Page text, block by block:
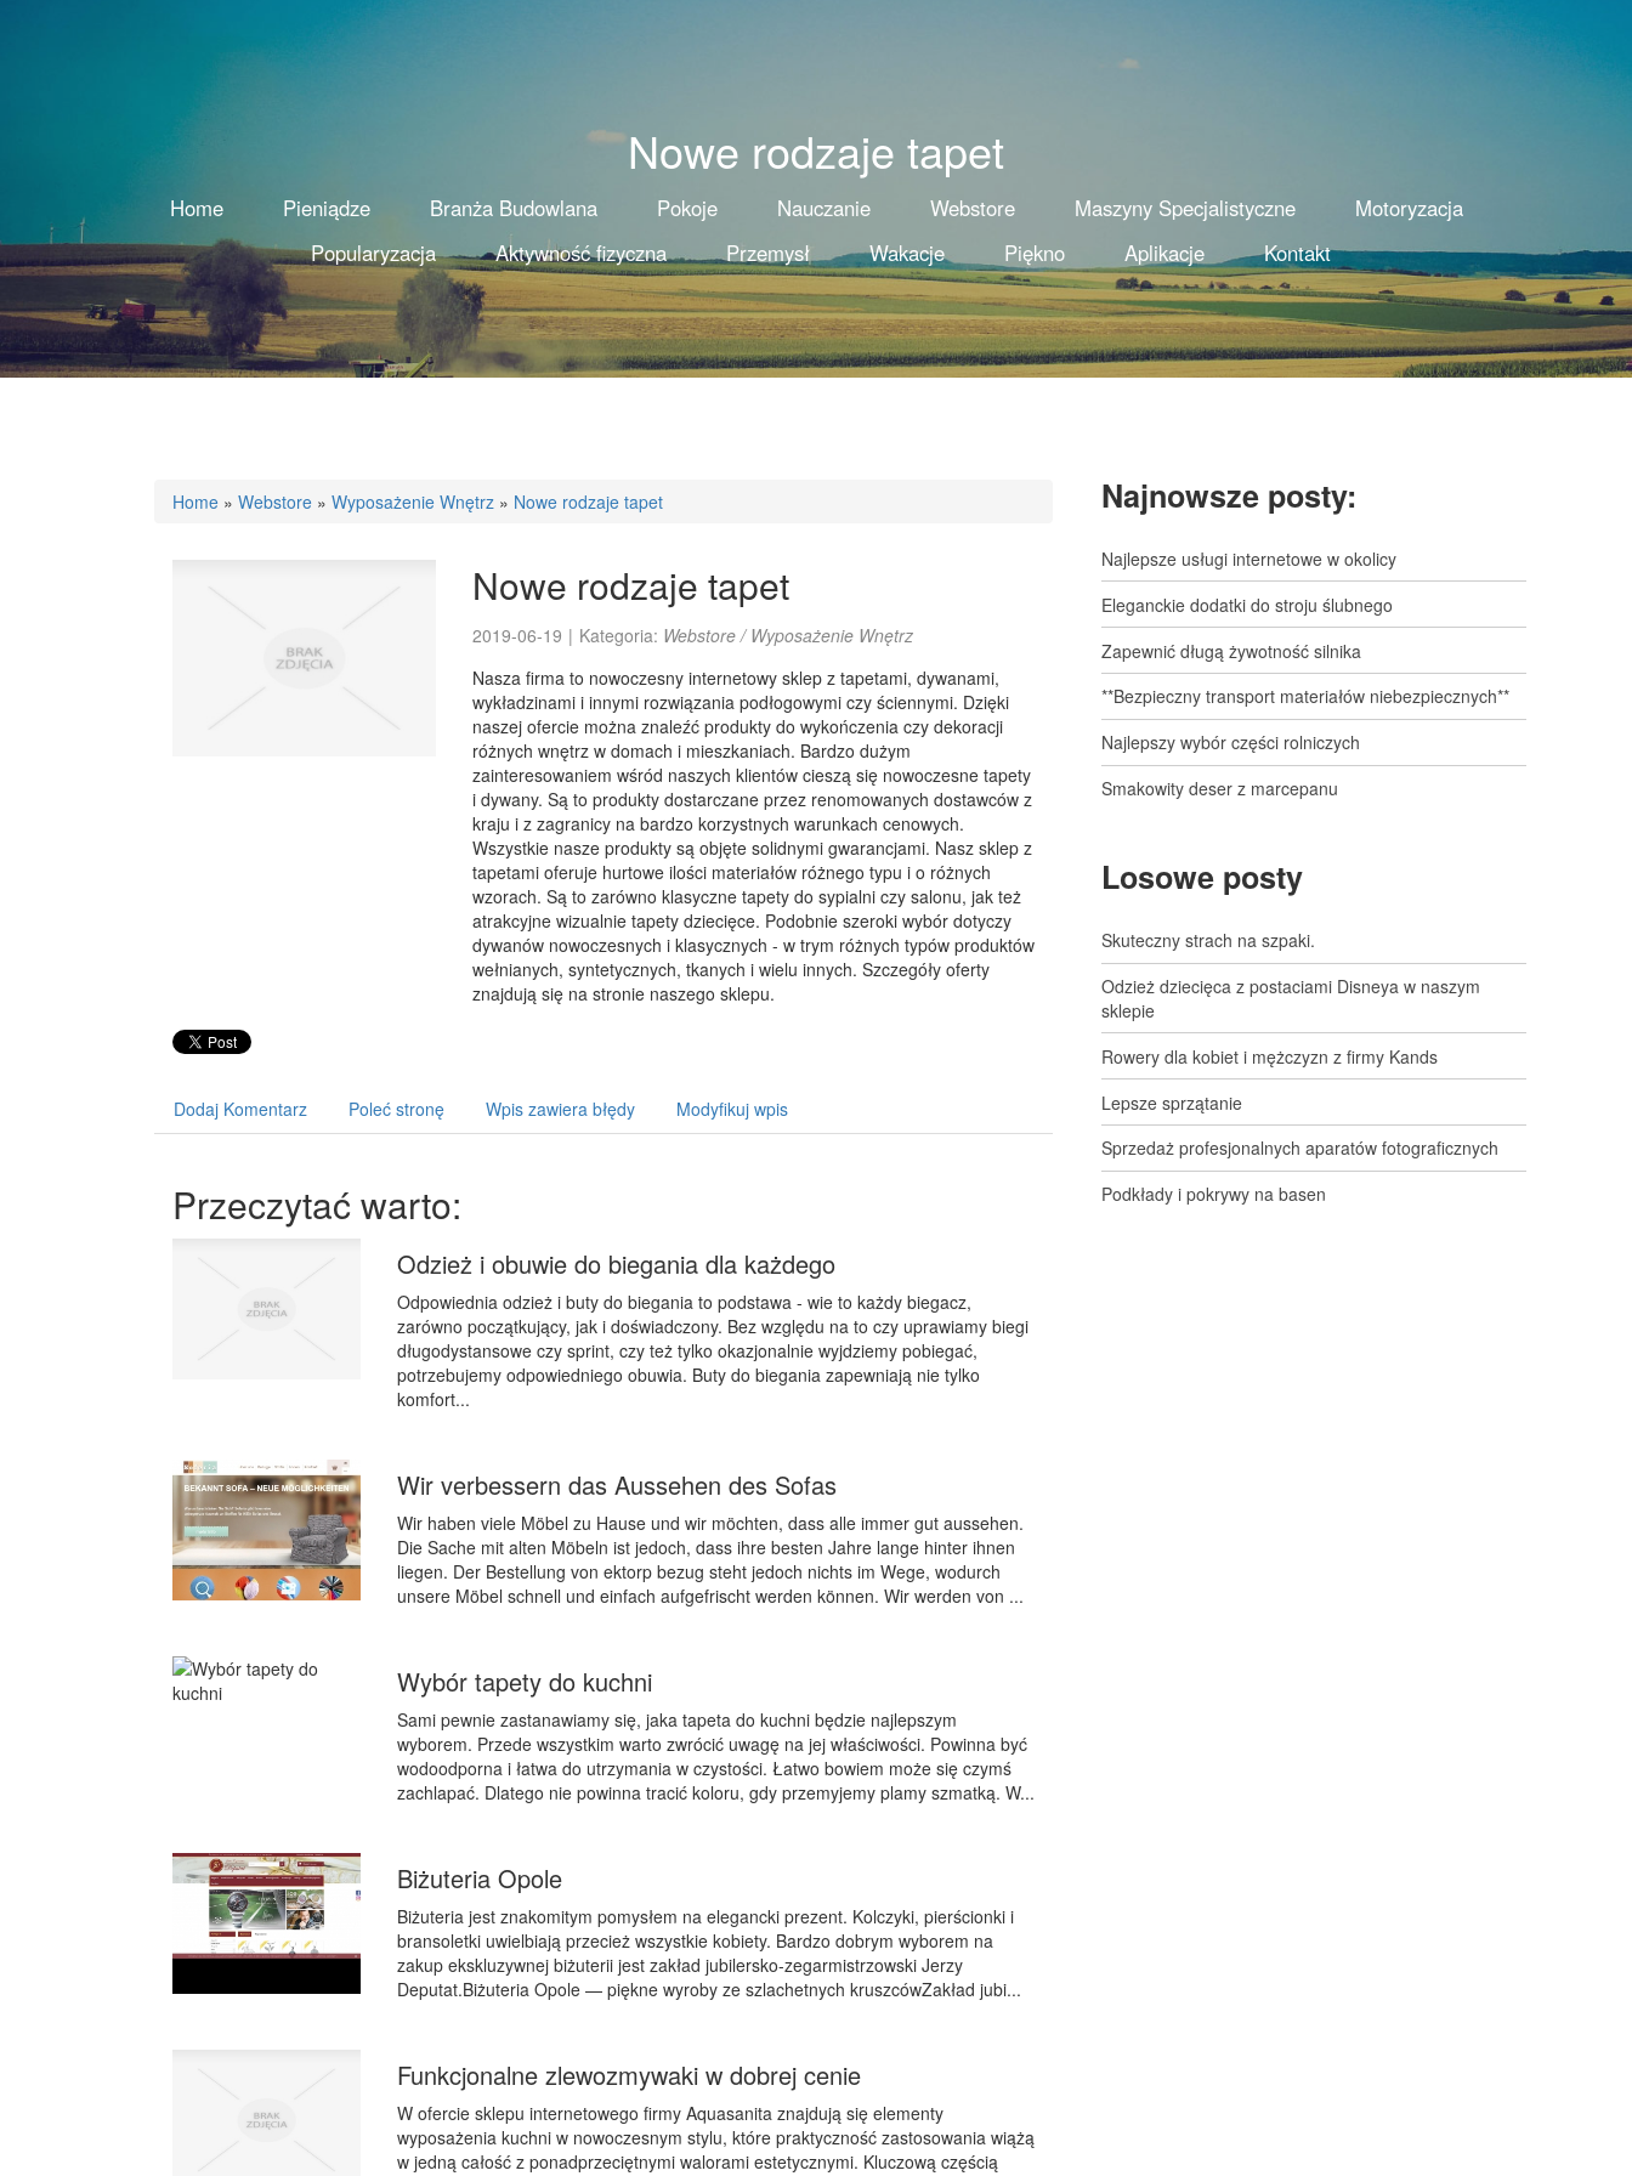
Nowe rodzaje tapet
Home Pieniądze Branża Budowlana Pokoje Nauczanie Webstore Maszyny Specjalistyczne
Motoryzacja
Popularyzacja
Aktywność fizyczna Przemysł Wakacje Piękno Aplikacje Kontakt
Home » Webstore » Wyposażenie Wnętrz » Nowe rodzaje tapet
Nowe rodzaje tapet
2019-06-19 | Kategoria: Webstore / Wyposażenie Wnętrz
Nasza firma to nowoczesny internetowy sklep z tapetami, dywanami,
wykładzinami i innymi rozwiązania podłogowymi czy ściennymi. Dzięki
naszej ofercie można znaleźć produkty do wykończenia czy dekoracji
różnych wnętrz w domach i mieszkaniach. Bardzo dużym
zainteresowaniem wśród naszych klientów cieszą się nowoczesne tapety
i dywany. Są to produkty dostarczane przez renomowanych dostawców z
kraju i z zagranicy na bardzo korzystnych warunkach cenowych.
Wszystkie nasze produkty są objęte solidnymi gwarancjami. Nasz sklep z
tapetami oferuje hurtowe ilości materiałów różnego typu i o różnych
wzorach. Są to zarówno klasyczne tapety do sypialni czy salonu, jak też
atrakcyjne wizualnie tapety dziecięce. Podobnie szeroki wybór dotyczy
dywanów nowoczesnych i klasycznych - w trym różnych typów produktów
wełnianych, syntetycznych, tkanych i wielu innych. Szczegóły oferty
znajdują się na stronie naszego sklepu.
Dodaj Komentarz Poleć stronę Wpis zawiera błędy Modyfikuj wpis
Przeczytać warto:
Odzież i obuwie do biegania dla każdego
Odpowiednia odzież i buty do biegania to podstawa - wie to każdy biegacz,
zarówno początkujący, jak i doświadczony. Bez względu na to czy uprawiamy biegi
długodystansowe czy sprint, czy też tylko okazjonalnie wyjdziemy pobiegać,
potrzebujemy odpowiedniego obuwia. Buty do biegania zapewniają nie tylko
komfort...
Wir verbessern das Aussehen des Sofas
Wir haben viele Möbel zu Hause und wir möchten, dass alle immer gut aussehen.
Die Sache mit alten Möbeln ist jedoch, dass ihre besten Jahre lange hinter ihnen
liegen. Der Bestellung von ektorp bezug steht jedoch nichts im Wege, wodurch
unsere Möbel schnell und einfach aufgefrischt werden können. Wir werden von ...
Wybór tapety do kuchni
Sami pewnie zastanawiamy się, jaka tapeta do kuchni będzie najlepszym
wyborem. Przede wszystkim warto zwrócić uwagę na jej właściwości. Powinna być
wodoodporna i łatwa do utrzymania w czystości. Łatwo bowiem może się czymś
zachlapać. Dlatego nie powinna tracić koloru, gdy przemyjemy plamy szmatką. W...
Biżuteria Opole
Biżuteria jest znakomitym pomysłem na elegancki prezent. Kolczyki, pierścionki i
bransoletki uwielbiają przecież wszystkie kobiety. Bardzo dobrym wyborem na
zakup ekskluzywnej biżuterii jest zakład jubilersko-zegarmistrzowski Jerzy
Deputat.Biżuteria Opole — piękne wyroby ze szlachetnych kruszcówZakład jubi...
Funkcjonalne zlewozmywaki w dobrej cenie
W ofercie sklepu internetowego firmy Aquasanita znajdują się elementy
wyposażenia kuchni w nowoczesnym stylu, które praktyczność zastosowania wiążą
w jedną całość z ponadprzeciętnymi walorami estetycznymi. Kluczową częścią
Najnowsze posty:
Najlepsze usługi internetowe w okolicy
Eleganckie dodatki do stroju ślubnego
Zapewnić długą żywotność silnika
**Bezpieczny transport materiałów niebezpiecznych**
Najlepszy wybór części rolniczych
Smakowity deser z marcepanu
Losowe posty
Skuteczny strach na szpaki.
Odzież dziecięca z postaciami Disneya w naszym
sklepie
Rowery dla kobiet i mężczyzn z firmy Kands
Lepsze sprzątanie
Sprzedaż profesjonalnych aparatów fotograficznych
Podkłady i pokrywy na basen